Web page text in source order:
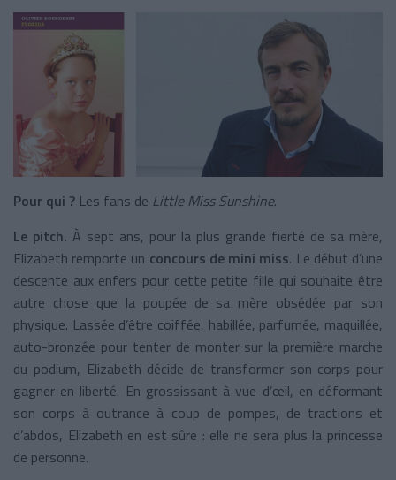
Pour qui ? Les fans de Little Miss Sunshine.
Le pitch. À sept ans, pour la plus grande fierté de sa mère,
Elizabeth remporte un concours de mini miss. Le début d’une
descente aux enfers pour cette petite fille qui souhaite être
autre chose que la poupée de sa mère obsédée par son
physique. Lassée d’être coiffée, habillée, parfumée, maquillée,
auto-bronzée pour tenter de monter sur la première marche
du podium, Elizabeth décide de transformer son corps pour
gagner en liberté. En grossissant à vue d’œil, en déformant
son corps à outrance à coup de pompes, de tractions et
d’abdos, Elizabeth en est sûre : elle ne sera plus la princesse
de personne.